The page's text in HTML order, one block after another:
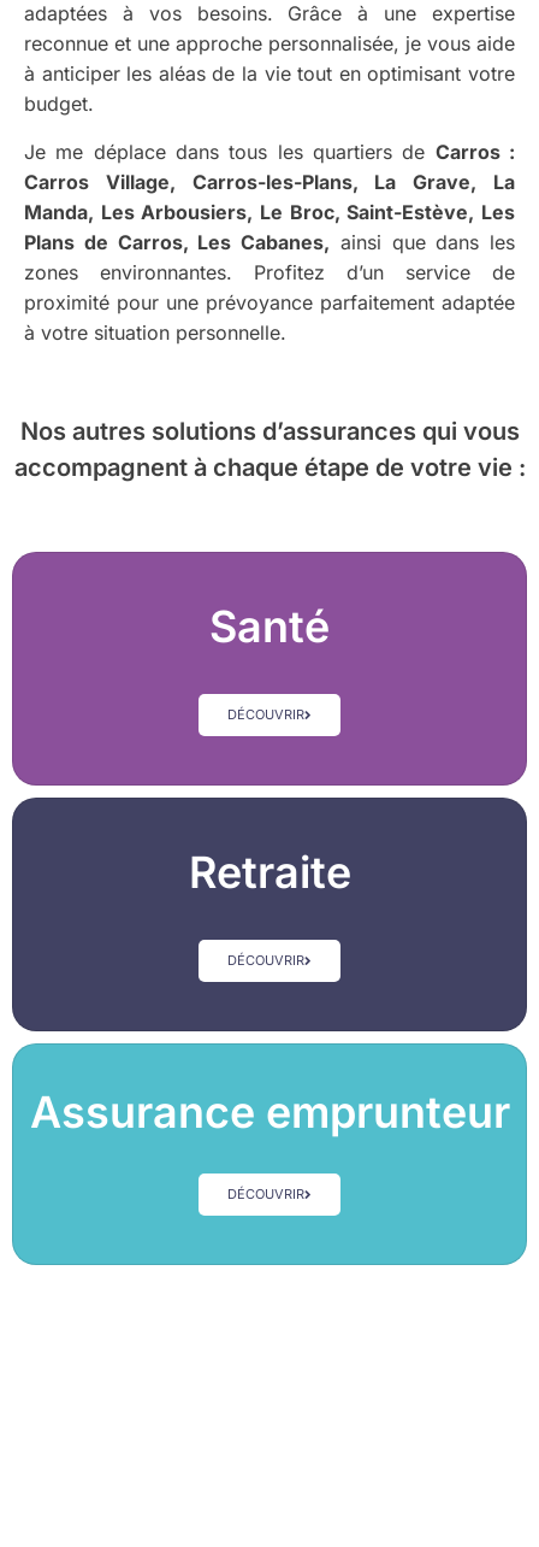
adaptées à vos besoins. Grâce à une expertise
reconnue et une approche personnalisée, je vous aide
à anticiper les aléas de la vie tout en optimisant votre
budget.
Je me déplace dans tous les quartiers de Carros :
Carros Village, Carros-les-Plans, La Grave, La
Manda, Les Arbousiers, Le Broc, Saint-Estève, Les
Plans de Carros, Les Cabanes, ainsi que dans les
zones environnantes. Profitez d’un service de
proximité pour une prévoyance parfaitement adaptée
à votre situation personnelle.
Nos autres solutions d’assurances qui vous
accompagnent à chaque étape de votre vie :
Santé
DÉCOUVRIR
Retraite
DÉCOUVRIR
Assurance emprunteur
DÉCOUVRIR